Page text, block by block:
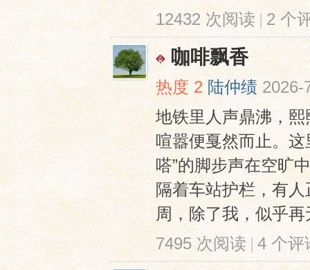
12432 次阅读 | 2 个
咖啡飘香
热度 2 陆仲绩 2026-
地铁里人声鼎沸，
喧嚣便戛然而止。
嗒”的脚步声在空旷
隔着车站护栏，有
周，除了我，似乎
7495 次阅读 | 4 个评